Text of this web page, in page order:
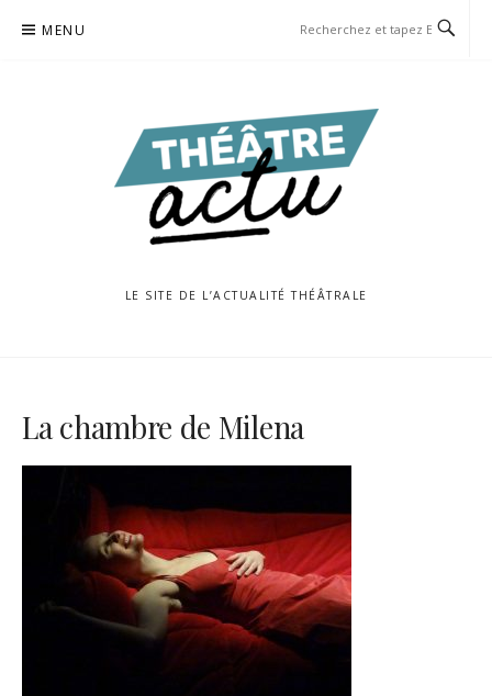
MENU
LE SITE DE L’ACTUALITÉ THÉÂTRALE
La chambre de Milena